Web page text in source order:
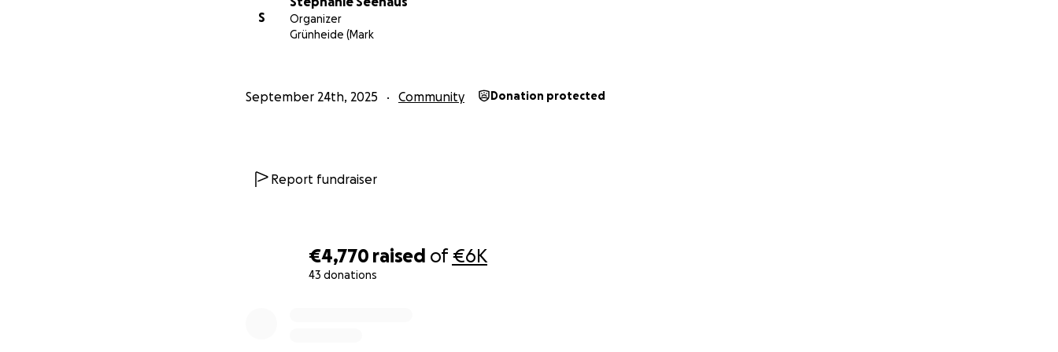
€4,770 raised of€6K
43 donations
S
Organizer
Grünheide (Mark
September 24th, 2025 Community Donation protected
Report fundraiser